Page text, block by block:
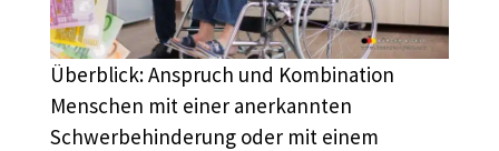
Überblick: Anspruch und Kombination
Menschen mit einer anerkannten
Schwerbehinderung oder mit einem